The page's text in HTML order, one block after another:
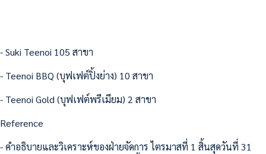
- Suki Teenoi 105 สาขา
- Teenoi BBQ (บุฟเฟต์ปิ้งย่าง) 10 สาขา
- Teenoi Gold (บุฟเฟต์พรีเมียม) 2 สาขา
Reference
- คำอธิบายและวิเคราะห์ของฝ่ายจัดการ ไตรมาสที่ 1 สิ้นสุดวันที่ 31